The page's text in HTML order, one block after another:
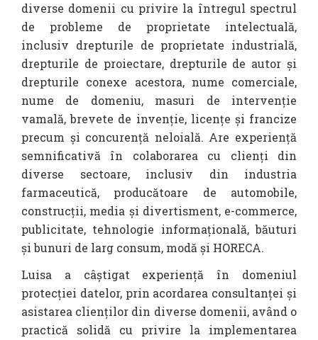
diverse domenii cu privire la întregul spectrul
de probleme de proprietate intelectuală,
inclusiv drepturile de proprietate industrială,
drepturile de proiectare, drepturile de autor și
drepturile conexe acestora, nume comerciale,
nume de domeniu, masuri de intervenție
vamală, brevete de invenție, licențe și francize
precum și concurență neloială. Are experiență
semnificativă în colaborarea cu clienți din
diverse sectoare, inclusiv din industria
farmaceutică, producătoare de automobile,
construcții, media și divertisment, e-commerce,
publicitate, tehnologie informațională, băuturi
și bunuri de larg consum, modă și HORECA.
Luisa a câștigat experiență în domeniul
protecției datelor, prin acordarea consultanței și
asistarea clienților din diverse domenii, având o
practică solidă cu privire la implementarea